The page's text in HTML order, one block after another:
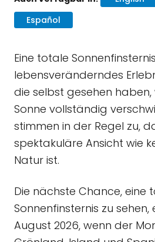
Español
Eine totale
lebensveränderndes
die selbst gesehen
Sonne vollständig
stimmen in der Regel zu,
spektakuläre Ansicht wie
Natur ist.
Die nächste Chance, eine
Sonnenfinsternis zu sehen,
August 2026, wenn der